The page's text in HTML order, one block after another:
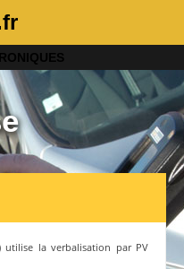
utilise la verbalisation par PV